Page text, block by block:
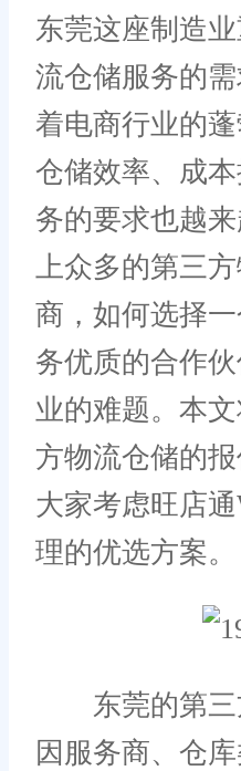
东莞这座制造
流仓储服务的
着电商行业的
仓储效率、成
务的要求也越
上众多的第三
商，如何选择
务优质的合作
业的难题。本
方物流仓储的
大家考虑旺店
理的优选方案。
东莞的第三
因服务商、仓